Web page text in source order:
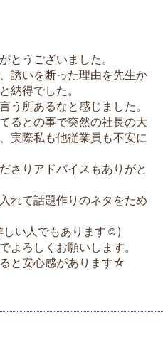
とうございました。
誘いを断った理由を先生か
納得でした。
う所あるなと感じました。
るとの事で突然の社長の大
実際私も他従業員も不安に
さりアドバイスもありがと
れて話題作りのネタをため
しい人でもあります☺️)
よろしくお願いします。
と安心感があります☆